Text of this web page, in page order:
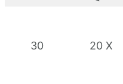
30 20 X